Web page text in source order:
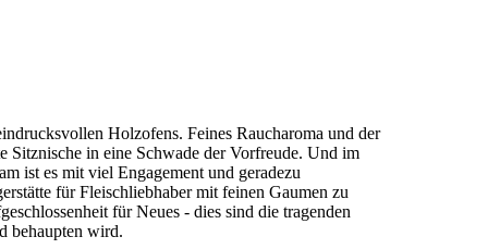
Holzofens. Feines Raucharoma und der
Sitznische in eine Schwade der Vorfreude. Und im
ist es mit viel Engagement und geradezu
für Fleischliebhaber mit feinen Gaumen zu
für Neues - dies sind die tragenden
behaupten wird.